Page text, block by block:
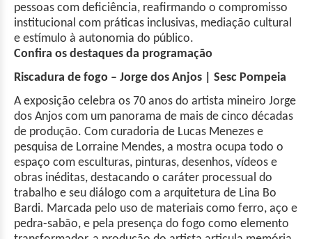
pessoas com deficiência, reafirmando o compromisso
institucional com práticas inclusivas, mediação cultural
e estímulo à autonomia do público.
Confira os destaques da programação
Riscadura de fogo – Jorge dos Anjos | Sesc Pompeia
A exposição celebra os 70 anos do artista mineiro Jorge
dos Anjos com um panorama de mais de cinco décadas
de produção. Com curadoria de Lucas Menezes e
pesquisa de Lorraine Mendes, a mostra ocupa todo o
espaço com esculturas, pinturas, desenhos, vídeos e
obras inéditas, destacando o caráter processual do
trabalho e seu diálogo com a arquitetura de Lina Bo
Bardi. Marcada pelo uso de materiais como ferro, aço e
pedra-sabão, e pela presença do fogo como elemento